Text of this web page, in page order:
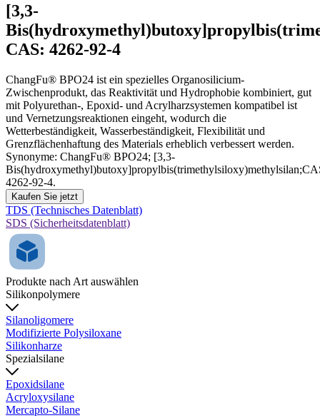
[3,3-
CAS: 4262-92-4
ChangFu® BPO24 ist ein spezielles Organosilicium-
Zwischenprodukt, das Reaktivität und Hydrophobie kombiniert, gut
mit Polyurethan-, Epoxid- und Acrylharzsystemen kompatibel ist
und Vernetzungsreaktionen eingeht, wodurch die
Wetterbeständigkeit, Wasserbeständigkeit, Flexibilität und
Grenzflächenhaftung des Materials erheblich verbessert werden.
Synonyme: ChangFu® BPO24; [3,3-
4262-92-4.
Kaufen Sie jetzt
TDS (Technisches Datenblatt)
SDS (Sicherheitsdatenblatt)
Produkte nach Art auswählen
Silikonpolymere
Silanoligomere
Modifizierte Polysiloxane
Silikonharze
Spezialsilane
Epoxidsilane
Acryloxysilane
Mercapto-Silane